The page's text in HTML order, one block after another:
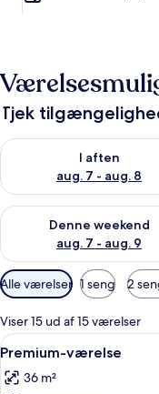
Tjek
I aften
aug. 7 - aug. 8
Tjek tilgængelighed for i
Denne weekend
aug. 7 - aug. 9
Tjek tilgængelighed for
Tilgængelige
filtre
for
værelser
Alle værelser 1 seng 2
Viser 15 ud af 15 værelser
Indlæs
alle
billeder
13
Premium-værelse
36 m²